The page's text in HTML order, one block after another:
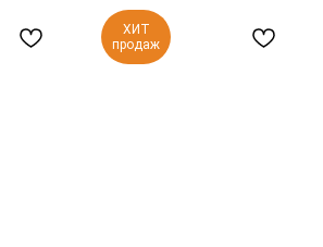
ХИТ
продаж